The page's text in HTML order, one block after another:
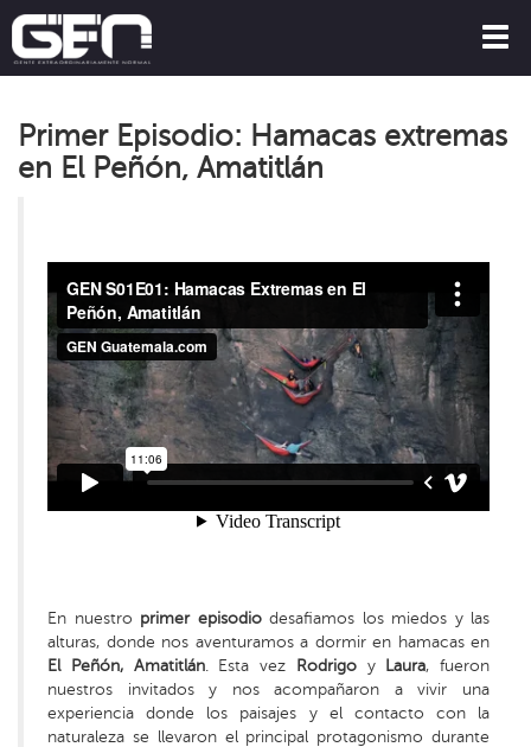
Primer Episodio: Hamacas extremas
en El Peñón, Amatitlán
En nuestro primer episodiodesafiamos los miedos y las
alturas, donde nos aventuramos a dormir en hamacas en
El Peñón, Amatitlán. Esta vez Rodrigoy Laura, fueron
nuestros invitados y nos acompañaron a vivir una
experiencia donde los paisajes y el contacto con la
naturaleza se llevaron el principal protagonismo durante